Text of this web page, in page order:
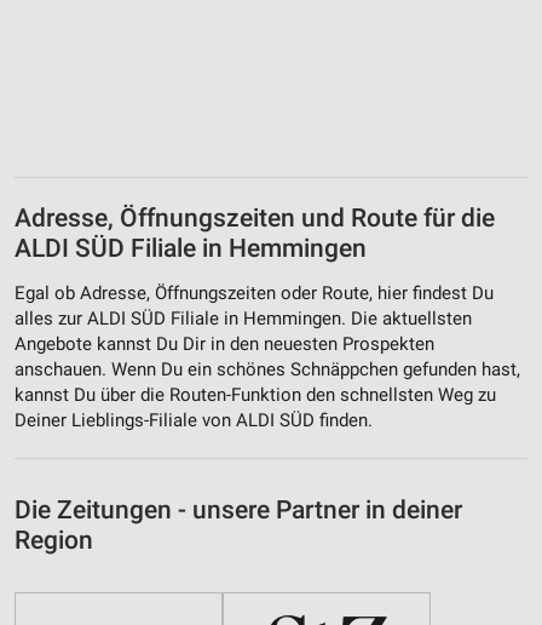
Adresse, Öffnungszeiten und Route für die
ALDI SÜD Filiale in Hemmingen
Egal ob Adresse, Öffnungszeiten oder Route, hier findest Du
alles zur ALDI SÜD Filiale in Hemmingen. Die aktuellsten
Angebote kannst Du Dir in den neuesten Prospekten
anschauen. Wenn Du ein schönes Schnäppchen gefunden hast,
kannst Du über die Routen-Funktion den schnellsten Weg zu
Deiner Lieblings-Filiale von ALDI SÜD finden.
Die Zeitungen - unsere Partner in deiner
Region